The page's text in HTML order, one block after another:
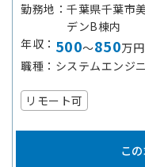
勤務地
千葉県千葉市
デンB棟内
年収
500～850万円
職種
システムエンジ
リモート可
こ